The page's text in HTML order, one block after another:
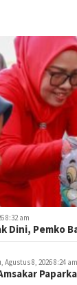
8:32 am
Dini, Pemko
Agustus 8, 2026 8:24 am